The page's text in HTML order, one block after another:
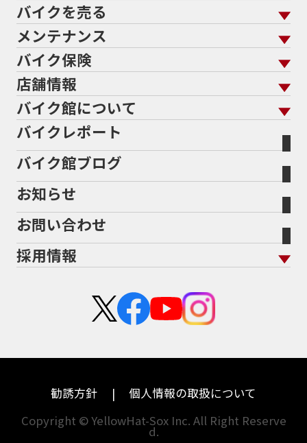
バイクを買う トップ
バイクを探す
メーカーから探す
色から探す
スタイルから探す
排気量から探す
地域から探す
走行距離から探す
中古車から探す
バイクを売る
バイクを売る トップ
バイク館買取の強み
バイクを高く売るコツ
バイク買取の流れ
全国展開の強み
よくあるご質問
バイク買取強化車両
オンライン査定フォーム
メーカー別買取相場・
ヤマハ
ホンダ
スズキ
ハーレーダビッドソン
ドゥカティ
トライアンフ
アプリリア
KTM
モトグッツイ
MVアグスタ
他海外ﾒｰｶｰ
メンテナンス
メンテナンス トップ
バイク点検
バイク車検
Bikeep
プロテクションフィルム
バイク保険
バイク保険 トップ
自賠責保険
任意保険
バイク保険無料見積り（現在未加入の方）
バイク保険無料見積り（他社でご加入の方）
盗難保険
店舗情報
店舗情報 トップ
北海道
宮城
福島
茨城
栃木
兵庫
バイク館について
バイク館について トップ
バイク館が選ばれる理由
会社概要
沿革
二輪公正取引協議会加盟店
バイクレポート
バイク館ブログ
お知らせ
お問い合わせ
採用情報
中途採用・アルバイト
勧誘方針
個人情報の取扱について
Copyright © YellowHat-Sox Inc. All Right Reserve
d.